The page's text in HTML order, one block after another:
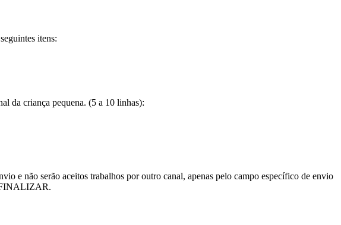
itens:
da criança pequena. (5 a 10 linhas):
e não serão aceitos trabalhos por outro canal, apenas pelo campo específico de envio
FINALIZAR.